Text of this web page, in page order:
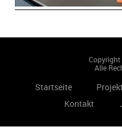
Copyright
Alle
Startseite
Kontakt